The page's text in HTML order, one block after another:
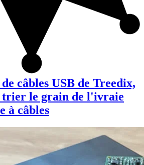
câbles USB de Treedix,
le grain de l'ivraie
à câbles